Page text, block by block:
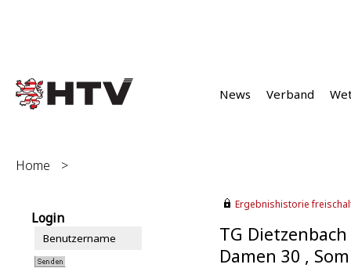
News Verband
Home >
Login
Ergebnishistorie
TG Dietzenbach
Damen 30 ,